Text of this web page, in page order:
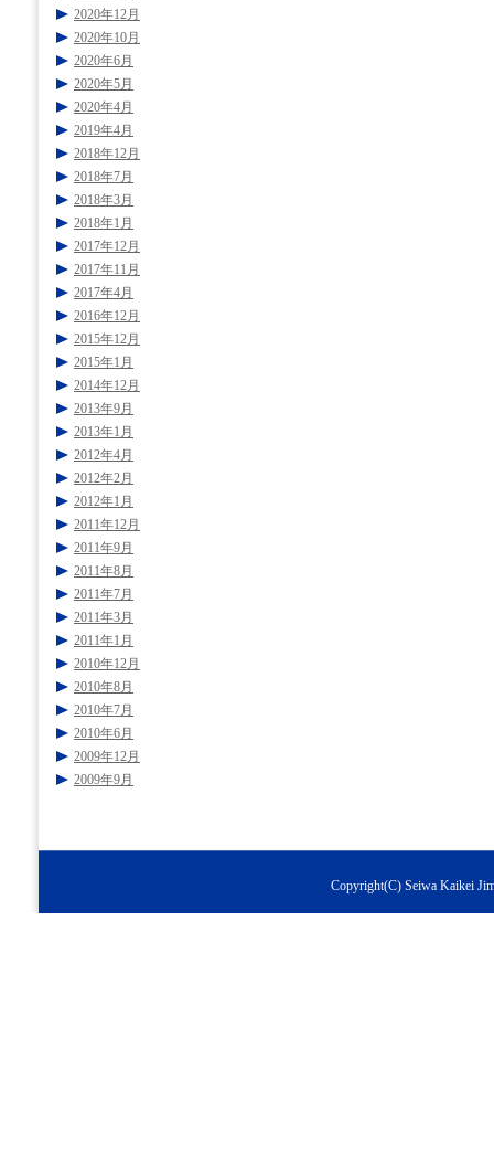
2020年12月
2020年10月
2020年6月
2020年5月
2020年4月
2019年4月
2018年12月
2018年7月
2018年3月
2018年1月
2017年12月
2017年11月
2017年4月
2016年12月
2015年12月
2015年1月
2014年12月
2013年9月
2013年1月
2012年4月
2012年2月
2012年1月
2011年12月
2011年9月
2011年8月
2011年7月
2011年3月
2011年1月
2010年12月
2010年8月
2010年7月
2010年6月
2009年12月
2009年9月
Copyright(C) Seiwa Kaikei